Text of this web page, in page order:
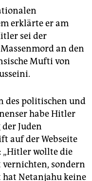
erklärte er am
sei der
an den
Mufti von
des politischen und
habe Hitler
Juden
auf der Webseite
„Hitler wollte die
sondern
hat Netanjahu keine